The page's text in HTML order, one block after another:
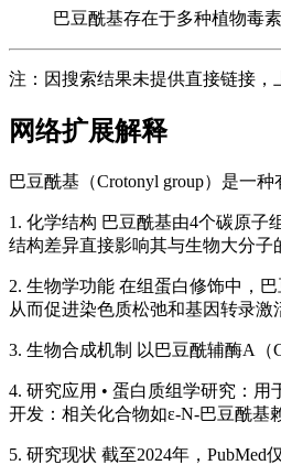
巴豆酰基存在于多种植物毒
注：因搜索结果未提供直接链接，
网络扩展解释
巴豆酰基（Crotonyl group）是一
1. 化学结构 巴豆酰基由4个碳原子
结构差异直接影响其与生物大分子
2. 生物学功能 在组蛋白修饰中，
从而促进染色质松弛和基因转录激
3. 生物合成机制 以巴豆酰辅酶A（
4. 研究应用 • 蛋白质组学研究：
开发：相关化合物如ε-N-巴豆酰基
5. 研究现状 截至2024年，